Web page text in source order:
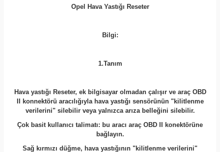
Opel Hava Yastığı Reseter
Bilgi:
1.Tanım
Hava yastığı Reseter, ek bilgisayar olmadan çalışır ve araç OBD
II konnektörü aracılığıyla hava yastığı sensörünün "kilitlenme
verilerini" silebilir veya yalnızca arıza belleğini silebilir.
Çok basit kullanıcı talimatı: bu aracı araç OBD II konektörüne
bağlayın.
Sağ kırmızı düğme, hava yastığının "kilitlenme verilerini"